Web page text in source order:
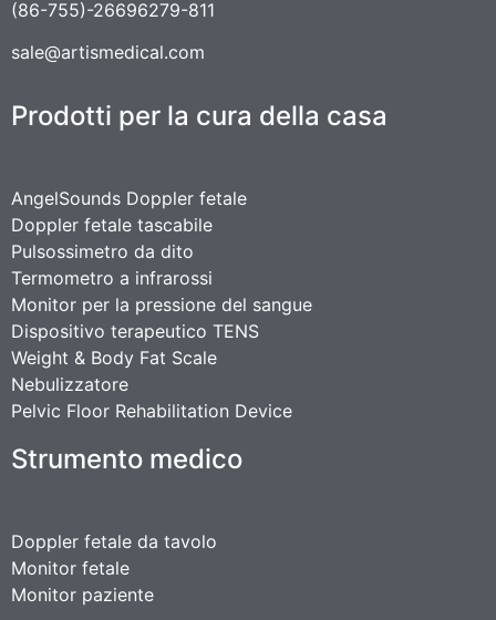
(86-755)-26696279-811
sale@artismedical.com
Prodotti per la cura della casa
AngelSounds Doppler fetale
Doppler fetale tascabile
Pulsossimetro da dito
Termometro a infrarossi
Monitor per la pressione del sangue
Dispositivo terapeutico TENS
Weight & Body Fat Scale
Nebulizzatore
Pelvic Floor Rehabilitation Device
Strumento medico
Doppler fetale da tavolo
Monitor fetale
Monitor paziente